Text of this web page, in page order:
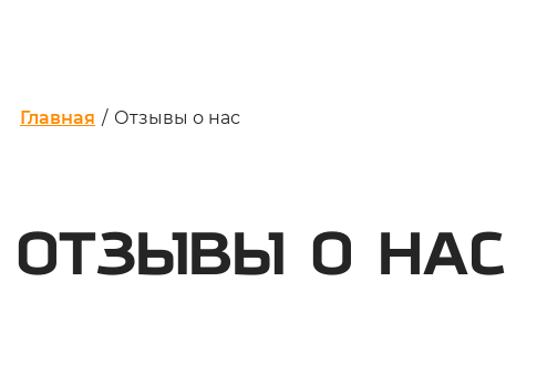
Главная / Отзывы о нас
ОТЗЫВЫ О НАС